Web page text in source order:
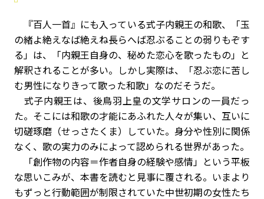
『百人一首』にも入っている式子内親王の和歌、「玉
の緒よ絶えなば絶えね長らへば忍ぶることの弱りもぞす
る」は、「内親王自身の、秘めた恋心を歌ったもの」と
解釈されることが多い。しかし実際は、「忍ぶ恋に苦し
む男性になりきって歌った和歌」なのだそうだ。
式子内親王は、後鳥羽上皇の文学サロンの一員だっ
た。そこには和歌の才能にあふれた人々が集い、互いに
切磋琢磨（せっさたくま）していた。身分や性別に関係
なく、歌の実力のみによって認められる世界があった。
「創作物の内容＝作者自身の経験や感情」という平板
な思いこみが、本書を読むと見事に覆される。いまより
もずっと行動範囲が制限されていた中世初期の女性たち